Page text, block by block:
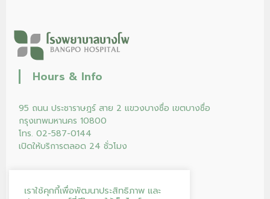
Hours & Info
95 ถนน ประชาราษฎร์ สาย 2 แขวงบางซื่อ เขตบางซื่อ
กรุงเทพมหานคร 10800
โทร. 02-587-0144
เปิดให้บริการตลอด 24 ชั่วโมง
เราใช้คุกกี้เพื่อพัฒนาประสิทธิภาพ และ